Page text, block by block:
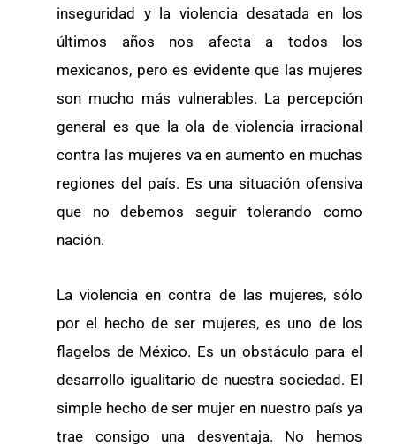
inseguridad y la violencia desatada en los
últimos años nos afecta a todos los
mexicanos, pero es evidente que las mujeres
son mucho más vulnerables. La percepción
general es que la ola de violencia irracional
contra las mujeres va en aumento en muchas
regiones del país. Es una situación ofensiva
que no debemos seguir tolerando como
nación.
La violencia en contra de las mujeres, sólo
por el hecho de ser mujeres, es uno de los
flagelos de México. Es un obstáculo para el
desarrollo igualitario de nuestra sociedad. El
simple hecho de ser mujer en nuestro país ya
trae consigo una desventaja. No hemos